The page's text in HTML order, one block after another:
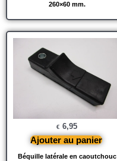
260×60 mm.
Béquille latérale en caoutchouc
€ 6,95
Ajouter au panier